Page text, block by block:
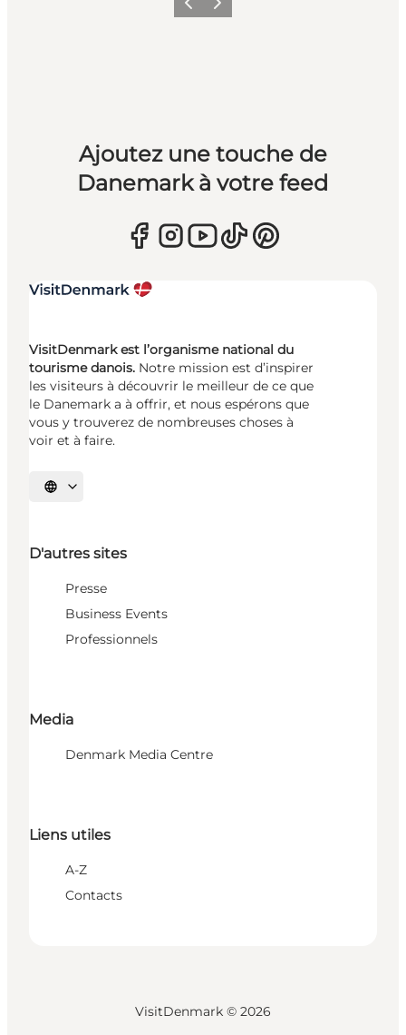
PrécédentSuivant
Ajoutez une touche de
Danemark à votre feed
VisitDenmark est l’organisme national du
tourisme danois. Notre mission est d’inspirer
les visiteurs à découvrir le meilleur de ce que
le Danemark a à offrir, et nous espérons que
vous y trouverez de nombreuses choses à
voir et à faire.
Choisissez la langue
D'autres sites
Presse
Business Events
Professionnels
Media
Denmark Media Centre
Liens utiles
A-Z
Contacts
VisitDenmark © 2026